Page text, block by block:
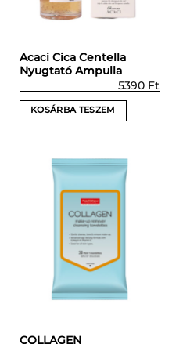
Acaci Cica Centella
Nyugtató Ampulla
5390 Ft
KOSÁRBA TESZEM
COLLAGEN